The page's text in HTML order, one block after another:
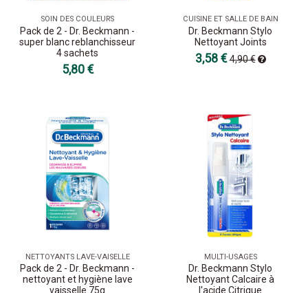
SOIN DES COULEURS
Pack de 2 - Dr. Beckmann -
super blanc reblanchisseur
4 sachets
5,80 €
CUISINE ET SALLE DE BAIN
Dr. Beckmann Stylo
Nettoyant Joints
3,58 €4,90 €
NETTOYANTS LAVE-VAISELLE
Pack de 2 - Dr. Beckmann -
nettoyant et hygiène lave
vaisselle 75g
MULTI-USAGES
Dr. Beckmann Stylo
Nettoyant Calcaire à
l'acide Citrique